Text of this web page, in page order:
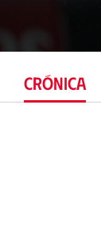
CRÓNICA